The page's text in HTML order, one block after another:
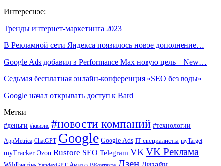
Интересное:
Тренды интернет-маркетинга 2023
В Рекламной сети Яндекса появилось новое дополнение…
Google Ads добавил в Performance Max новую цель – New…
Седьмая бесплатная онлайн-конференция «SEO без воды»
Google начал открывать доступ к Bard
Метки
#деньги #кризис #новости компаний #технологии
AppMetrica ChatGPT Google Google Ads IT-специалисты myTarget
myTracker Ozon Rustore SEO Telegram VK VK Реклама
Дзен